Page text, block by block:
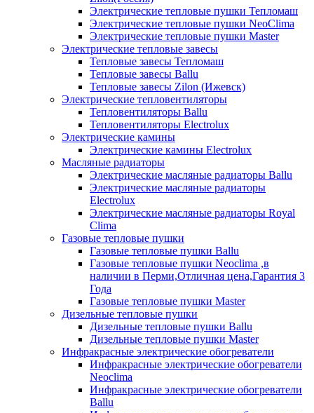
Электрические тепловые пушки Тепломаш
Электрические тепловые пушки NeoClima
Электрические тепловые пушки Master
Электрические тепловые завесы
Тепловые завесы Тепломаш
Тепловые завесы Ballu
Тепловые завесы Zilon (Ижевск)
Электрические тепловентиляторы
Тепловентиляторы Ballu
Тепловентиляторы Electrolux
Электрические камины
Электрические камины Electrolux
Масляные радиаторы
Электрические масляные радиаторы Ballu
Электрические масляные радиаторы
Electrolux
Электрические масляные радиаторы Royal
Clima
Газовые тепловые пушки
Газовые тепловые пушки Ballu
Газовые тепловые пушки Neoclima ,в
наличии в Перми,Отличная цена,Гарантия 3
Года
Газовые тепловые пушки Master
Дизельные тепловые пушки
Дизельные тепловые пушки Ballu
Дизельные тепловые пушки Master
Инфракрасные электрические обогреватели
Инфракрасные электрические обогреватели
Neoclima
Инфракрасные электрические обогреватели
Ballu